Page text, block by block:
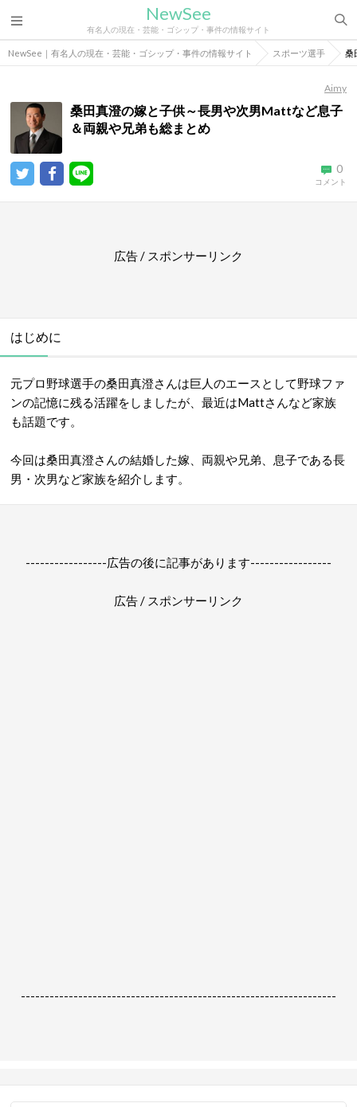
NewSee
有名人の現在・芸能・ゴシップ・事件の情報サイト
NewSee｜有名人の現在・芸能・ゴシップ・事件の情報サイト スポーツ選手 桑
Aimy
桑田真澄の嫁と子供～長男や次男Mattなど息子
＆両親や兄弟も総まとめ
0
コメント
広告 / スポンサーリンク
はじめに
元プロ野球選手の桑田真澄さんは巨人のエースとして野球ファ
ンの記憶に残る活躍をしましたが、最近はMattさんなど家族
も話題です。
今回は桑田真澄さんの結婚した嫁、両親や兄弟、息子である長
男・次男など家族を紹介します。
-----------------広告の後に記事があります-----------------
広告 / スポンサーリンク
------------------------------------------------------------------